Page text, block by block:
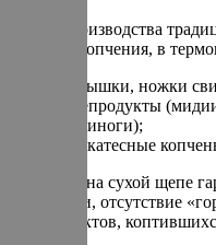
Кроме производства
горячего копчения, в
ребрышки, ножки
морепродукты
осьминоги);
деликатесные
Копчение на сухой щепе
продукции, отсутствие
для продуктов,